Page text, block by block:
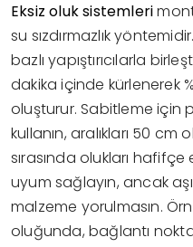
Eksiz oluk sistemleri
su sızdırmazlık
bazlı yapıştırıcılarla
dakika içinde kürlenerek
oluşturur. Sabitleme için
kullanın, aralıkları 50 cm
sırasında olukları
uyum sağlayın, ancak
malzeme yorulmasın.
oluğunda, bağlantı